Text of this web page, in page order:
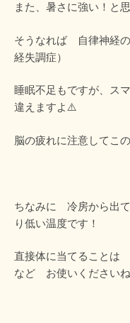
また、暑さに強い！と
そうなれば 自律神経
経失調症）
睡眠不足もですが、ス
違えますよ⚠️
脳の疲れに注意してこ
ちなみに 冷房から出
り低い温度です！
直接体に当てること
など お使いくださいね